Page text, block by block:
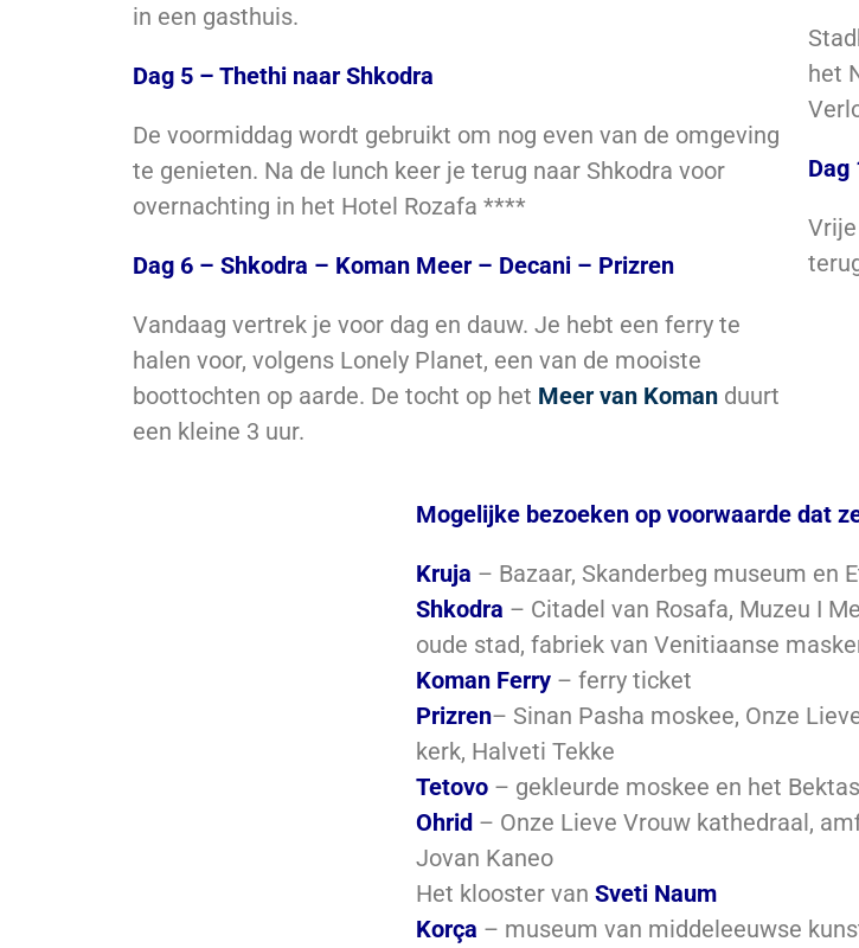
in een gasthuis.
Dag 5 – Thethi naar Shkodra
De voormiddag wordt gebruikt om nog even van de omgeving
te genieten. Na de lunch keer je terug naar Shkodra voor
overnachting in het Hotel Rozafa ****
Dag 6 – Shkodra – Koman Meer – Decani – Prizren
Vandaag vertrek je voor dag en dauw. Je hebt een ferry te
halen voor, volgens Lonely Planet, een van de mooiste
boottochten op aarde. De tocht op het Meer van Koman duurt
een kleine 3 uur.
het
Dag
Mogelijke bezoeken op voorwaarde dat
Kruja – Bazaar, Skanderbeg museum en
Shkodra – Citadel van Rosafa, Muzeu I
oude stad, fabriek van Venitiaanse
Koman Ferry – ferry ticket
Prizren– Sinan Pasha moskee, Onze
kerk, Halveti Tekke
Tetovo – gekleurde moskee en het
Ohrid – Onze Lieve Vrouw kathedraal,
Jovan Kaneo
Het klooster van Sveti Naum
Korça – museum van middeleeuwse